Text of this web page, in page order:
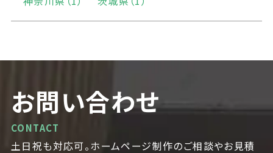
お問い合わせ
CONTACT
土日祝も対応可。ホームページ制作のご相談やお見積